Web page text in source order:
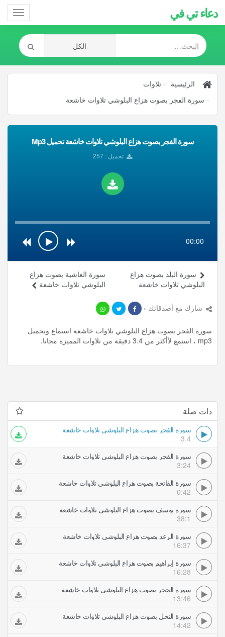
دعاء تي في
الرئيسية
تلاوات
سورة الفجر بصوت هزاع البلوشي تلاوات خاشعة
سورة الفجر بصوت هزاع البلوشي تلاوات خاشعة تحميل Mp3
تحميل : 257
00:00
سورة الغاشية بصوت هزاع
البلوشي تلاوات خاشعة
سورة البلد بصوت هزاع
البلوشي تلاوات خاشعة
شارك مع أصدقائك ›
سورة الفجر بصوت هزاع البلوشي تلاوات خاشعة استماع وتحميل
mp3 ، استمع لأأكثر من 3.4 دقيقة من تلاوات المميزة مجانا.
ذات صلة
سورة الفجر بصوت هزاع البلوشي تلاوات خاشعة
3.4
سورة الفجر بصوت هزاع البلوشي تلاوات خاشعة
3:24
سورة الفاتحة بصوت هزاع البلوشي تلاوات خاشعة
0:42
سورة يوسف بصوت هزاع البلوشي تلاوات خاشعة
38:1
سورة الرعد بصوت هزاع البلوشي تلاوات خاشعة
16:37
سورة إبراهيم بصوت هزاع البلوشي تلاوات خاشعة
16:28
سورة الحجر بصوت هزاع البلوشي تلاوات خاشعة
13:46
سورة النحل بصوت هزاع البلوشي تلاوات خاشعة
14:42